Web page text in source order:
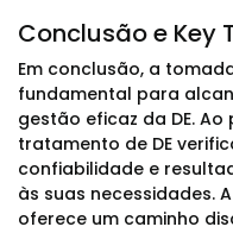
Conclusão e Key
Em conclusão, a
fundamental para
gestão eficaz da DE.
tratamento de DE
confiabilidade e
às suas necessidades.
oferece um caminho